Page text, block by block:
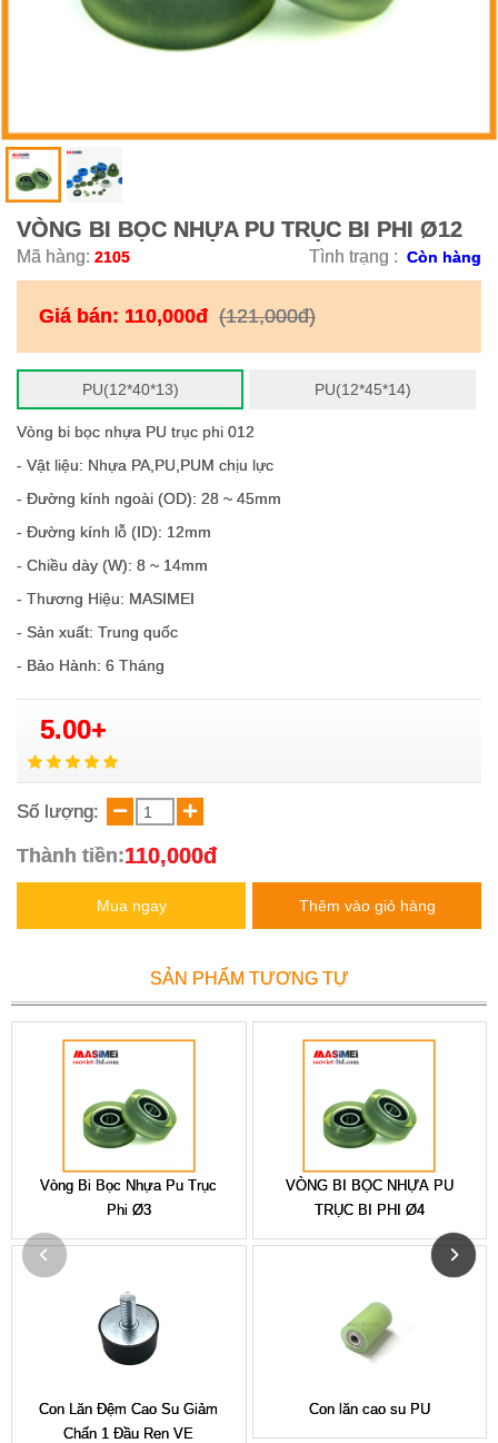
VÒNG BI BỌC NHỰA PU TRỤC BI PHI Ø12
Tình trạng : Còn hàng
Mã hàng: 2105
Giá bán: 110,000đ (121,000đ)
PU(12*40*13) PU(12*45*14)
Vòng bi bọc nhựa PU trục phi 012
- Vật liệu: Nhựa PA,PU,PUM chịu lực
- Đường kính ngoài (OD): 28 ~ 45mm
- Đường kính lỗ (ID): 12mm
- Chiều dày (W): 8 ~ 14mm
- Thương Hiệu: MASIMEI
- Sản xuất: Trung quốc
- Bảo Hành: 6 Tháng
5.00+
Số lượng:
Thành tiền:110,000đ
Mua ngay Thêm vào giỏ hàng
SẢN PHẨM TƯƠNG TỰ
Vòng Bi Bọc Nhựa Pu Trục
Phi Ø3
VÒNG BI BỌC NHỰA PU
TRỤC BI PHI Ø4
Con Lăn Đệm Cao Su Giảm
Chấn 1 Đầu Ren VE
Con lăn cao su PU